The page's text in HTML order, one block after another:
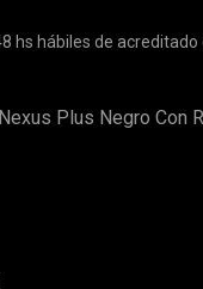
hs hábiles de acreditado
Plus Negro Con